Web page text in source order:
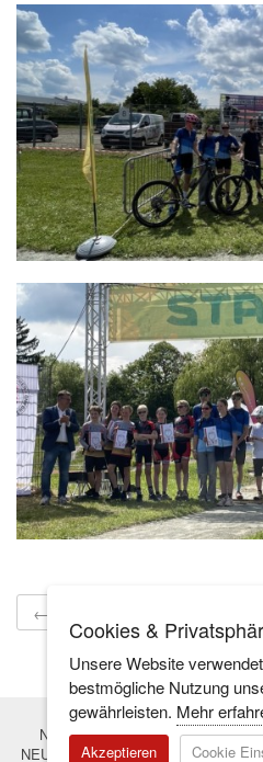
← Nächster Artikel
NEUES GYMNASIUM -
NEUES GYMNASIUM NORD -
Cookies &
Unsere Website
bestmögliche Nutzung
gewährleisten. Mehr
Akzeptieren Cookie